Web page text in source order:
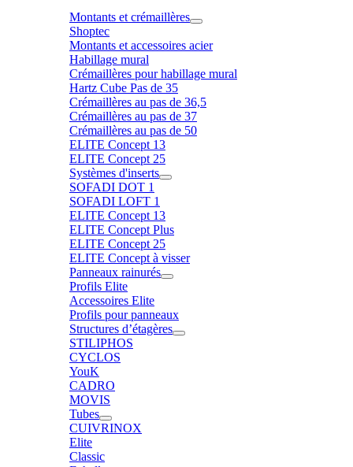
Montants et crémaillères
Shoptec
Montants et accessoires acier
Habillage mural
Crémaillères pour habillage mural
Hartz Cube Pas de 35
Crémaillères au pas de 36,5
Crémaillères au pas de 37
Crémaillères au pas de 50
ELITE Concept 13
ELITE Concept 25
Systèmes d'inserts
SOFADI DOT 1
SOFADI LOFT 1
ELITE Concept 13
ELITE Concept Plus
ELITE Concept 25
ELITE Concept à visser
Panneaux rainurés
Profils Elite
Accessoires Elite
Profils pour panneaux
Structures d’étagères
STILIPHOS
CYCLOS
YouK
CADRO
MOVIS
Tubes
CUIVRINOX
Elite
Classic